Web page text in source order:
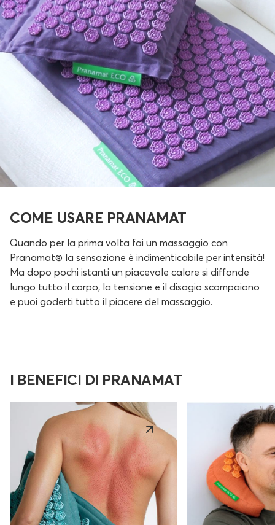
COME USARE PRANAMAT
Quando per la prima volta fai un massaggio con
Pranamat® la sensazione è indimenticabile per intensità!
Ma dopo pochi istanti un piacevole calore si diffonde
lungo tutto il corpo, la tensione e il disagio scompaiono
e puoi goderti tutto il piacere del massaggio.
I BENEFICI DI PRANAMAT